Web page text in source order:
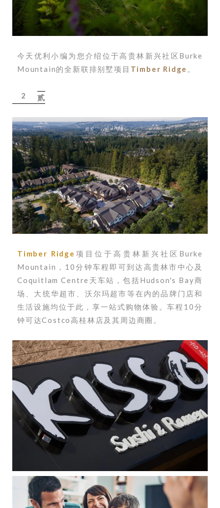
今天优利小编为您介绍位于高贵林新兴社区Burke
Mountain的全新联排别墅项目 Timber Ridge 。
2 贰
Timber Ridge 项目位于高贵林新兴社区Burke
Mountain， 10分钟车程即可到达高贵林市中心及
Coquitlam Centre天车站，包括Hudson's Bay商
场、大统华超市、沃尔玛超市等在内的品牌门店和
生活设施均位于此，享一站式购物体验。车程10分
钟可达Costco高桂林店及其周边商圈。